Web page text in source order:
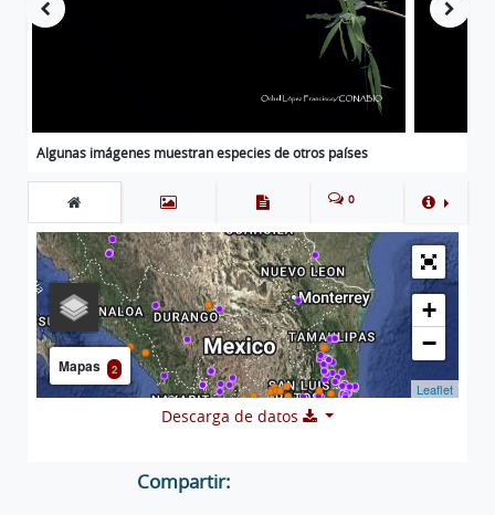
Algunas imágenes muestran especies de otros países
0
+
−
Mapas 2
Leaflet
Descarga de datos
Compartir: